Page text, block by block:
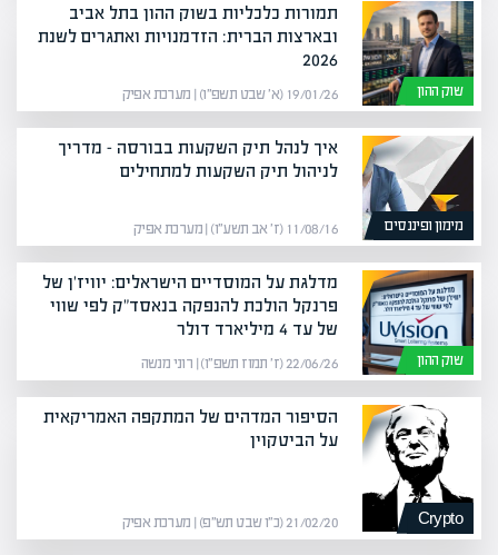
שוק ההון
תמורות כלכליות בשוק ההון בתל אביב
ובארצות הברית: הזדמנויות ואתגרים לשנת
2026
19/01/26 (א׳ שבט תשפ״ו) | מערכת אפיק
מימון ופיננסים
איך לנהל תיק השקעות בבורסה – מדריך
לניהול תיק השקעות למתחילים
11/08/16 (ז׳ אב תשע״ו) | מערכת אפיק
שוק ההון
מדלגת על המוסדיים הישראלים: יוויז'ן של
פרנקל הולכת להנפקה בנאסד"ק לפי שווי
של עד 4 מיליארד דולר
22/06/26 (ז׳ תמוז תשפ״ו) | רוני מנשה
Crypto
הסיפור המדהים של המתקפה האמריקאית
על הביטקוין
21/02/20 (כ״ו שבט תש״פ) | מערכת אפיק